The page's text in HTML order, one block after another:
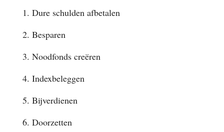
Dure schulden afbetalen
Besparen
Noodfonds creëren
Indexbeleggen
Bijverdienen
Doorzetten